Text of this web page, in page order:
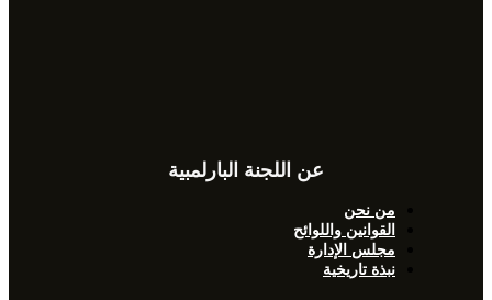
عن اللجنة البارلمبية
من نحن
القوانين واللوائح
مجلس الإدارة
نبذة تاريخية